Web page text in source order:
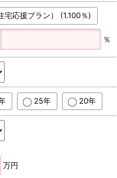
宅応援プラン） (1.100％)
％
25年 20年
万円